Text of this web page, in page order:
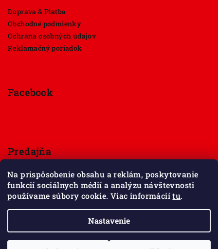
Na prispôsobenie obsahu a reklám, poskytovanie
funkcií sociálnych médií a analýzu návštevnosti
používame súbory cookie. Viac informáciítu.
Nastavenie
Doprava & Platba
Obchodné podmienky
Ochrana osobných údajov
Reklamačný poriadok
Facebook
Predajňa
Štúrova 33, 949 01 Nitra
Pondelok - Sobota 9:00 - 18:00
Nedeľa - zatvorené
Zobraziť mapu
Upraviť nastavenie cookies